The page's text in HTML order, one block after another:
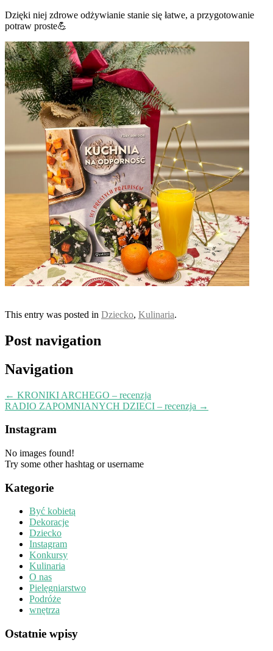
Dzięki niej zdrowe odżywianie stanie się łatwe, a przygotowanie
potraw proste💪
This entry was posted in Dziecko, Kulinaria.
Post navigation
Navigation
← KRONIKI ARCHEGO – recenzja
RADIO ZAPOMNIANYCH DZIECI – recenzja →
Instagram
No images found!
Try some other hashtag or username
Kategorie
Być kobietą
Dekoracje
Dziecko
Instagram
Konkursy
Kulinaria
O nas
Pielęgniarstwo
Podróże
wnętrza
Ostatnie wpisy